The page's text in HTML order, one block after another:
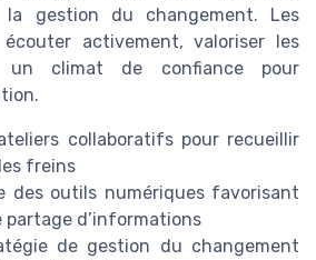
gestion du changement. Les
activement, valoriser les
climat de confiance pour
collaboratifs pour recueillir
freins
des outils numériques favorisant
partage d’informations
de gestion du changement